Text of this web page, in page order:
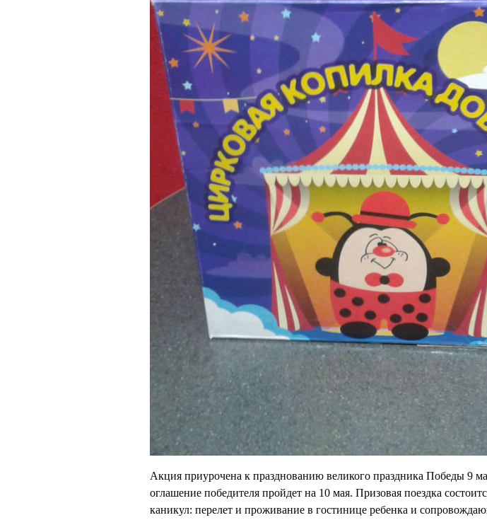
Акция приурочена к празднованию великого праздника Победы 9
оглашение победителя пройдет на 10 мая. Призовая поездка
каникул: перелет и проживание в гостинице ребенка и